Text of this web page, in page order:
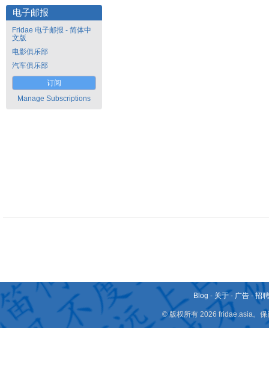
电子邮报
Fridae 电子邮报 - 简体中
文版
电影俱乐部
汽车俱乐部
订阅
Manage Subscriptions
Blog - 关于 - 广告 -招
© 版权所有 2026 fridae.asia。